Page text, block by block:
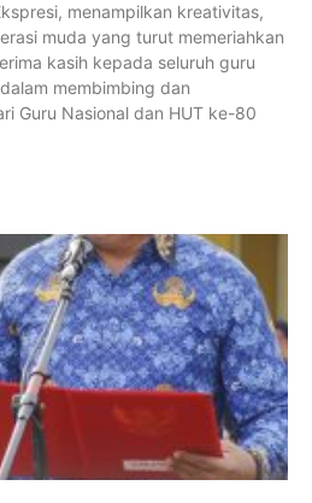
menampilkan kreativitas,
muda yang turut memeriahkan
kasih kepada seluruh guru
membimbing dan
Guru Nasional dan HUT ke-80